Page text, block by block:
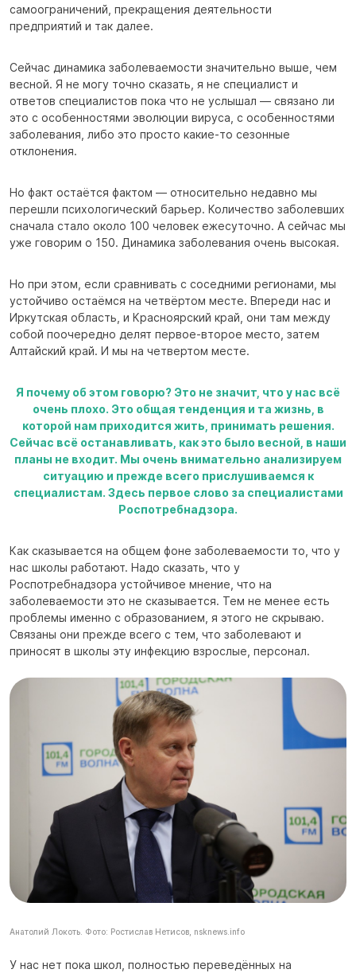
самоограничений, прекращения деятельности
предприятий и так далее.
Сейчас динамика заболеваемости значительно выше, чем
весной. Я не могу точно сказать, я не специалист и
ответов специалистов пока что не услышал — связано ли
это с особенностями эволюции вируса, с особенностями
заболевания, либо это просто какие-то сезонные
отклонения.
Но факт остаётся фактом — относительно недавно мы
перешли психологический барьер. Количество заболевших
сначала стало около 100 человек ежесуточно. А сейчас мы
уже говорим о 150. Динамика заболевания очень высокая.
Но при этом, если сравнивать с соседними регионами, мы
устойчиво остаёмся на четвёртом месте. Впереди нас и
Иркутская область, и Красноярский край, они там между
собой поочередно делят первое-второе место, затем
Алтайский край. И мы на четвертом месте.
Я почему об этом говорю? Это не значит, что у нас всё
очень плохо. Это общая тенденция и та жизнь, в
которой нам приходится жить, принимать решения.
Сейчас всё останавливать, как это было весной, в наши
планы не входит. Мы очень внимательно анализируем
ситуацию и прежде всего прислушиваемся к
специалистам. Здесь первое слово за специалистами
Роспотребнадзора.
Как сказывается на общем фоне заболеваемости то, что у
нас школы работают. Надо сказать, что у
Роспотребнадзора устойчивое мнение, что на
заболеваемости это не сказывается. Тем не менее есть
проблемы именно с образованием, я этого не скрываю.
Связаны они прежде всего с тем, что заболевают и
приносят в школы эту инфекцию взрослые, персонал.
Анатолий Локоть. Фото: Ростислав Нетисов, nsknews.info
У нас нет пока школ, полностью переведённых на